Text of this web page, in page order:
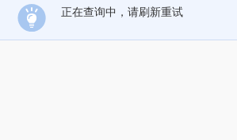
正在查询中，请刷新重试